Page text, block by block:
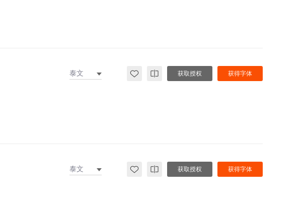
获得字体
获取授权
泰文
获得字体
获取授权
泰文